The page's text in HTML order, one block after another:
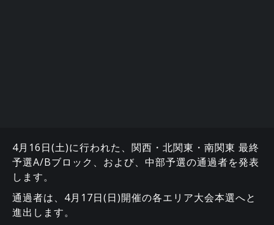
4月16日(土)に行われた、関西・北関東・南関東 最終
予選A/Bブロック、および、中部予選の通過者を発表
します。
通過者は、4月17日(日)開催の各エリア大会本選へと
進出します。